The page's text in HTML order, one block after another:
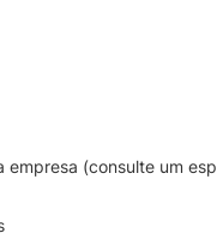
(consulte um